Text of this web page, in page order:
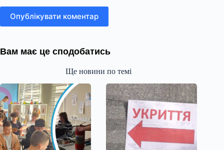
Опублікувати коментар
Вам має це сподобатись
Ще новини по темі